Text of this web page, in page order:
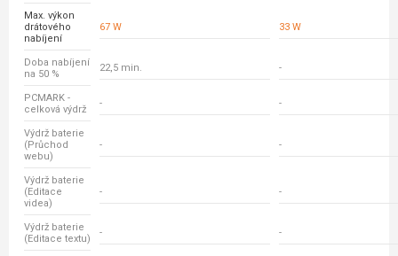
Max. výkon
drátového
nabíjení
67 W 33 W
Doba nabíjení
na 50 %
22,5 min. -
PCMARK -
celková výdrž
- -
Výdrž baterie
(Průchod
webu)
- -
Výdrž baterie
(Editace
videa)
- -
Výdrž baterie
(Editace textu)
- -